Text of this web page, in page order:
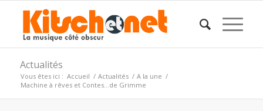
Actualités
Vous êtes ici : Accueil / Actualités / A la une /
Machine à rêves et Contes…de Grimme